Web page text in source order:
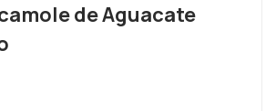
de Aguacate